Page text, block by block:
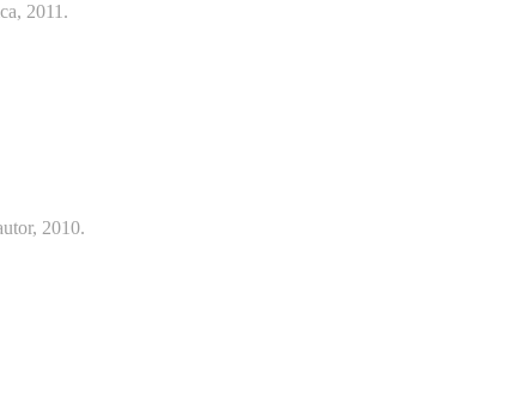
2011.
2010.